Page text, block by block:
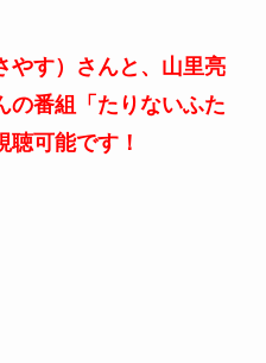
やす）さんと、山里亮
の番組「たりないふた
聴可能です！